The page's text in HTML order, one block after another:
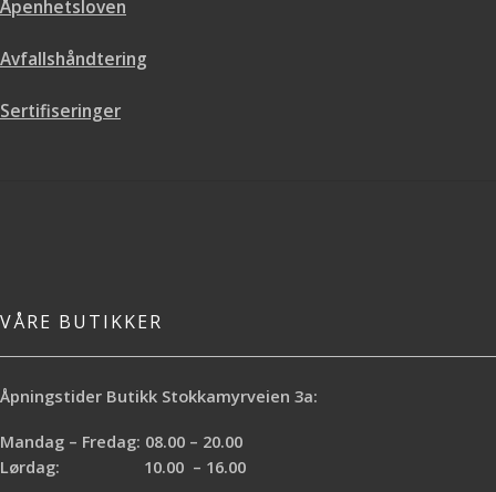
Åpenhetsloven
Avfallshåndtering
Sertifiseringer
VÅRE BUTIKKER
Åpningstider Butikk Stokkamyrveien 3a:
Mandag – Fredag: 08.00 – 20.00
Lørdag: 10.00 – 16.00